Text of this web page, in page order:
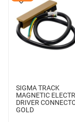
SIGMA TRACK
MAGNETIC
DRIVER
GOLD